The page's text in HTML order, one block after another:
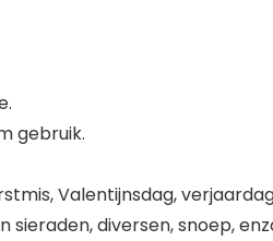
gebruik.
Valentijnsdag,
diversen, snoep,